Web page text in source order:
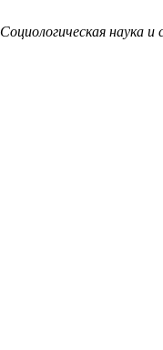
Социологическая наука и